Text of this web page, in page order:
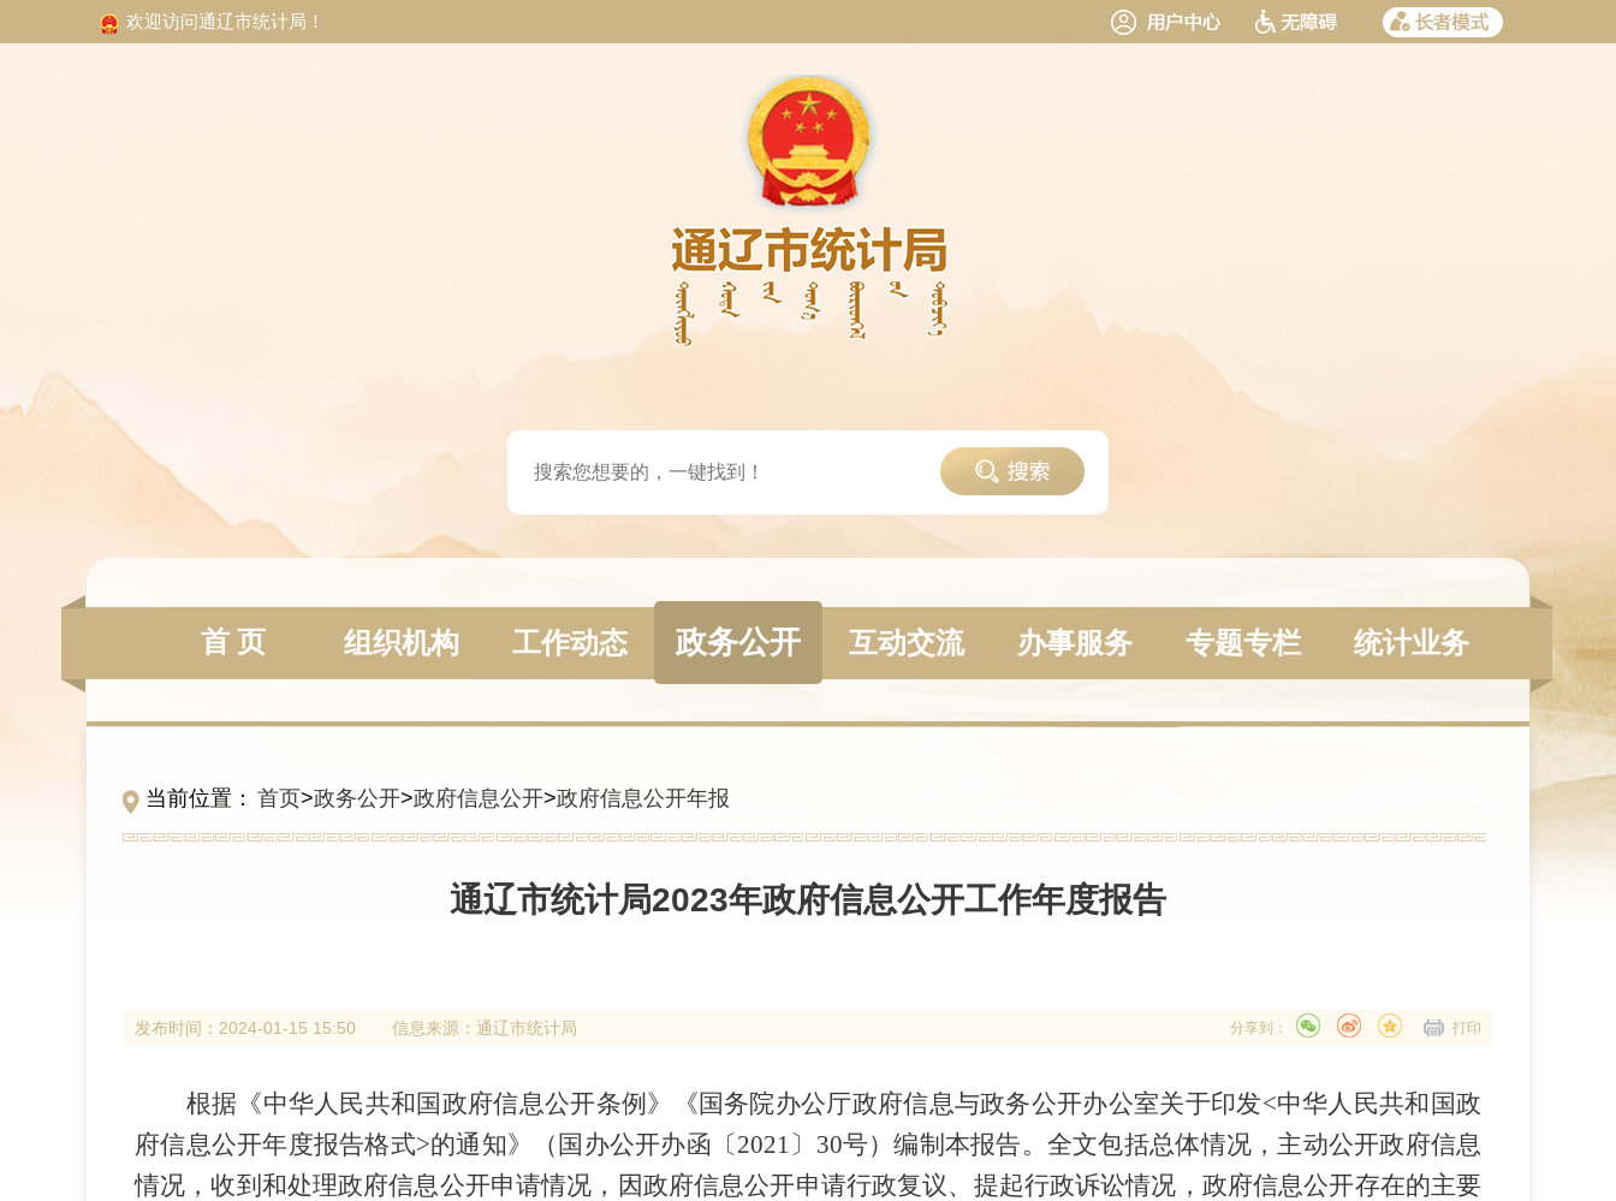
欢迎访问通辽市统计局！
首 页 组织机构 工作动态 政务公开 互动交流 办事服务 专题专栏 统计业务
当前位置： 首页>政务公开>政府信息公开>政府信息公开年报
通辽市统计局2023年政府信息公开工作年度报告
发布时间： 2024-01-15 15:50 信息来源： 通辽市统计局 打印
分享到：
根据《中华人民共和国政府信息公开条例》 《国务院办公厅政府信息与政务公开办公室关于印发<中华人民共和国政
府信息公开年度报告格式>的通知》（国办公开办函 〔2021〕 30号）编制本报告。全文包括总体情况 ， 主动公开政府信息
情况 ， 收到和处理政府信息公开申请情况 ，因政府信息公开申请行政复议、 提起行政诉讼情况 ，政府信息公开存在的主要